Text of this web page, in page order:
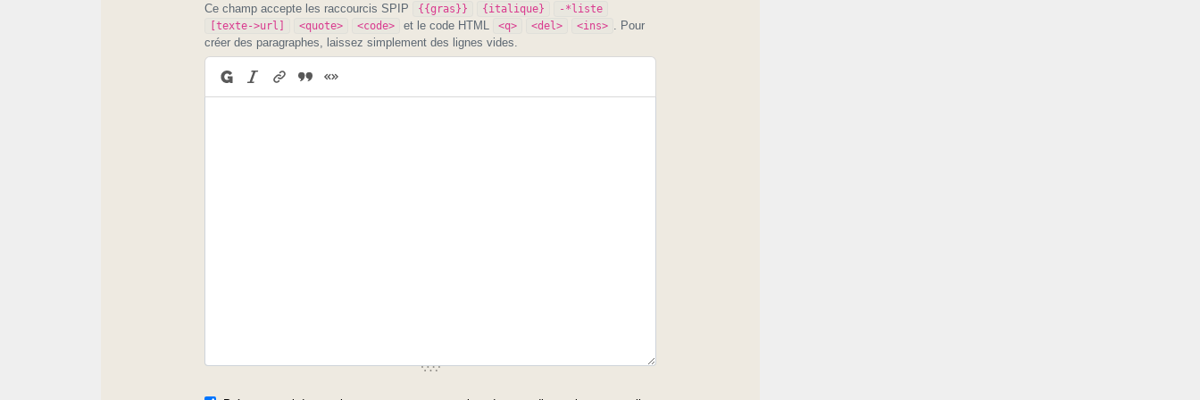
Ce champ accepte les raccourcis SPIP
{{gras}} {italique}
-*liste
[texte->url]
<quote> <code> et le code HTML <q> <del> <ins>
. Pour
créer des paragraphes, laissez simplement des lignes vides.